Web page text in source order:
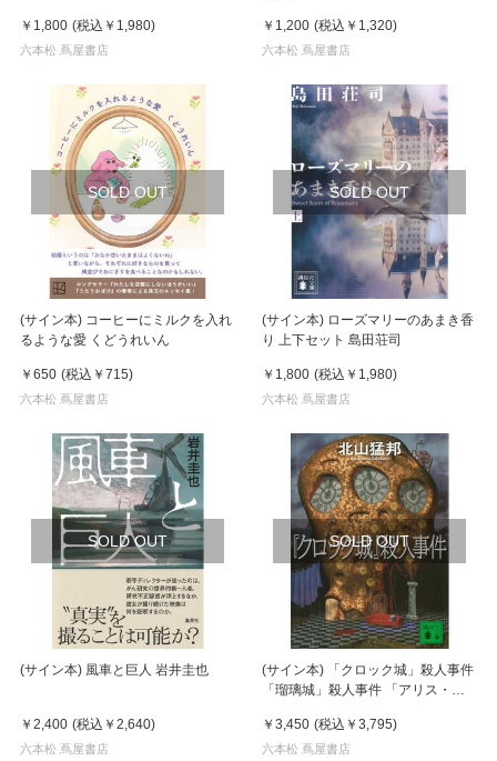
￥1,800 (税込 ￥1,980)
六本松 蔦屋書店
￥1,200 (税込 ￥1,320)
六本松 蔦屋書店
SOLD OUT
(サイン本) コーヒーにミルクを入れ
るような愛 くどうれいん
￥650 (税込 ￥715)
六本松 蔦屋書店
SOLD OUT
(サイン本) ローズマリーのあまき香
り 上下セット 島田荘司
￥1,800 (税込 ￥1,980)
六本松 蔦屋書店
SOLD OUT
(サイン本) 風車と巨人 岩井圭也
￥2,400 (税込 ￥2,640)
六本松 蔦屋書店
SOLD OUT
(サイン本) 「クロック城」殺人事件
「瑠璃城」殺人事件 「アリス・ミ
殺人事件 ４冊セット 北山猛邦
￥3,450 (税込 ￥3,795)
六本松 蔦屋書店